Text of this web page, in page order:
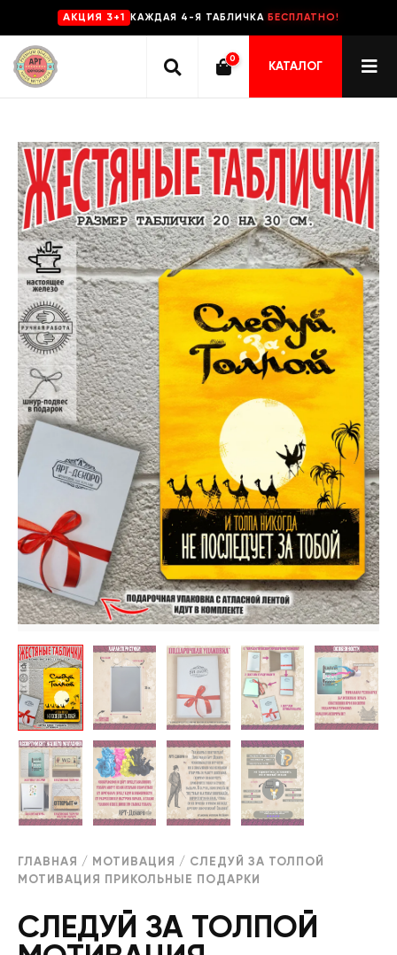
AKЦИЯ 3+1 КАЖДАЯ 4-Я ТАБЛИЧКА БЕСПЛАТНО!
0
КАТАЛОГ
ГЛАВНАЯ / МОТИВАЦИЯ / СЛЕДУЙ ЗА ТОЛПОЙ
МОТИВАЦИЯ ПРИКОЛЬНЫЕ ПОДАРКИ
СЛЕДУЙ ЗА ТОЛПОЙ